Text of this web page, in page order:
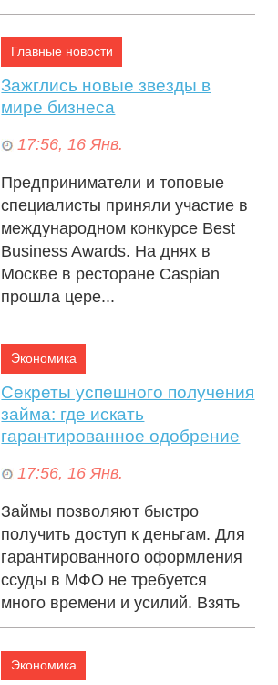
представителей бизнеса из
разных регионов страны...
Главные новости
Зажглись новые звезды в
мире бизнеса
17:56, 16 Янв.
Предприниматели и топовые
специалисты приняли участие в
международном конкурсе Best
Business Awards. На днях в
Москве в ресторане Caspian
прошла цере...
Экономика
Секреты успешного получения
займа: где искать
гарантированное одобрение
17:56, 16 Янв.
Займы позволяют быстро
получить доступ к деньгам. Для
гарантированного оформления
ссуды в МФО не требуется
много времени и усилий. Взять
микрозайм се...
Экономика